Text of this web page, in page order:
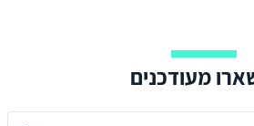
מעודכנים